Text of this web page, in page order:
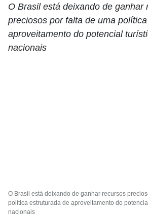
O Brasil está deixando de ganhar
preciosos por falta de uma
aproveitamento do potencial
nacionais
O Brasil está deixando de ganhar recursos
política estruturada de aproveitamento do
nacionais